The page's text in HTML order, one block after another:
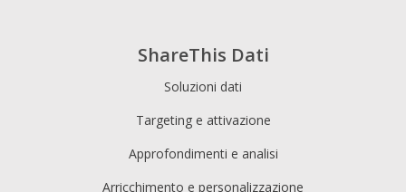
ShareThis Dati
Soluzioni dati
Targeting e attivazione
Approfondimenti e analisi
Arricchimento e personalizzazione